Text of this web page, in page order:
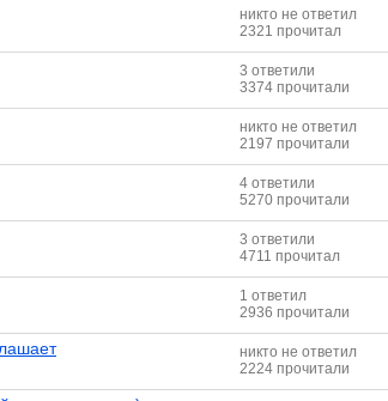
никто не ответил
2321 прочитал
3 ответили
3374 прочитали
никто не ответил
2197 прочитали
4 ответили
5270 прочитали
3 ответили
4711 прочитал
1 ответил
2936 прочитали
никто не ответил
2224 прочитали